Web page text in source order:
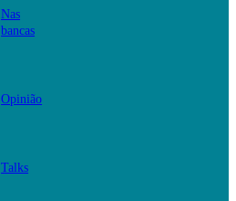
Nas
bancas
Opinião
Talks